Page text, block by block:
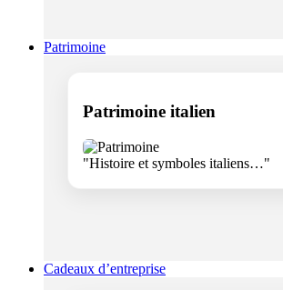
Patrimoine
Patrimoine italien
"Histoire et symboles italiens…"
Cadeaux d’entreprise